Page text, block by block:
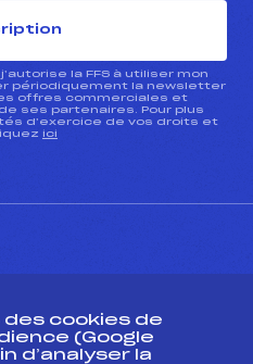
la FFS à utiliser mon
périodiquement la newsletter
offres commerciales et
ses partenaires. Pour plus
d’exercice de vos droits et
ici
des cookies de
(Google
d’analyser la